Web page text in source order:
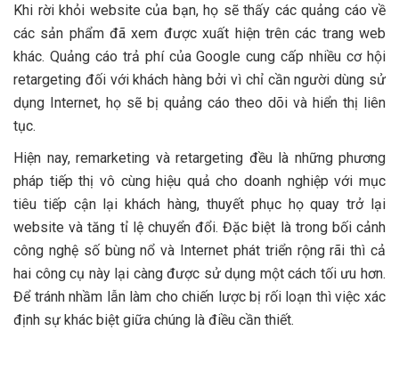
Khi rời khỏi website của bạn, họ sẽ thấy các quảng cáo về
các sản phẩm đã xem được xuất hiện trên các trang web
khác. Quảng cáo trả phí của Google cung cấp nhiều cơ hội
retargeting đối với khách hàng bởi vì chỉ cần người dùng sử
dụng Internet, họ sẽ bị quảng cáo theo dõi và hiển thị liên
tục.
Hiện nay, remarketing và retargeting đều là những phương
pháp tiếp thị vô cùng hiệu quả cho doanh nghiệp với mục
tiêu tiếp cận lại khách hàng, thuyết phục họ quay trở lại
website và tăng tỉ lệ chuyển đổi. Đặc biệt là trong bối cảnh
công nghệ số bùng nổ và Internet phát triển rộng rãi thì cả
hai công cụ này lại càng được sử dụng một cách tối ưu hơn.
Để tránh nhầm lẫn làm cho chiến lược bị rối loạn thì việc xác
định sự khác biệt giữa chúng là điều cần thiết.